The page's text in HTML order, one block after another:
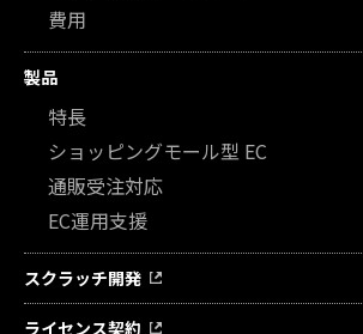
費用
製品
特長
ショッピングモール型 EC
通販受注対応
EC運用支援
スクラッチ開発
ライセンス契約